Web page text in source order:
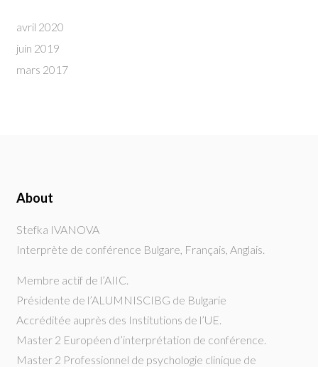
avril 2020
juin 2019
mars 2017
About
Stefka IVANOVA
Interprète de conférence Bulgare, Français, Anglais.
Membre actif de l’AIIC.
Présidente de l’ALUMNISCIBG de Bulgarie
Accréditée auprès des Institutions de l’UE.
Master 2 Européen d’interprétation de conférence.
Master 2 Professionnel de psychologie clinique de